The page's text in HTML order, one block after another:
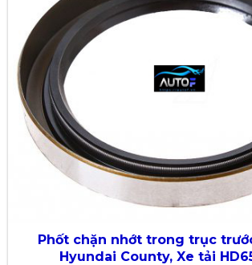
Phốt chặn nhớt trong trục
Hyundai County, Xe tải